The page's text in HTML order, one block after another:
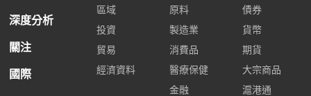
深度分析
關注
國際
區域
投資
貿易
經濟資料
原料
製造業
消費品
醫療保健
金融
債券
貨幣
期貨
大宗商品
滬港通